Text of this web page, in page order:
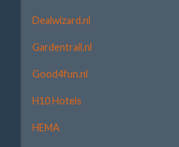
Dealwizard.nl
Gardentrail.nl
Good4fun.nl
H10 Hotels
HEMA